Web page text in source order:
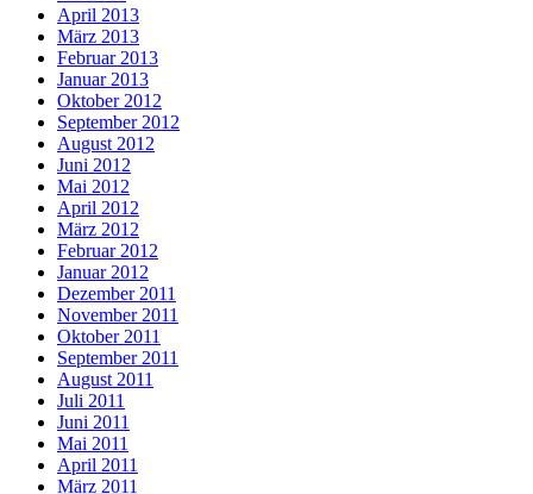
April 2013
März 2013
Februar 2013
Januar 2013
Oktober 2012
September 2012
August 2012
Juni 2012
Mai 2012
April 2012
März 2012
Februar 2012
Januar 2012
Dezember 2011
November 2011
Oktober 2011
September 2011
August 2011
Juli 2011
Juni 2011
Mai 2011
April 2011
März 2011